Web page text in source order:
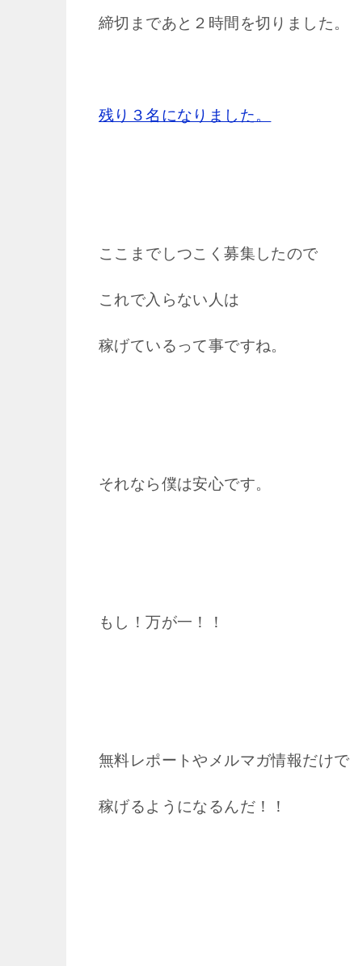
締切まであと２時間を切りました。
残り３名になりました。
ここまでしつこく募集したので
これで入らない人は
稼げているって事ですね。
それなら僕は安心です。
もし！万が一！！
無料レポートやメルマガ情報だけで
稼げるようになるんだ！！